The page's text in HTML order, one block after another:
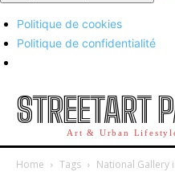
Politique de cookies
Politique de confidentialité
STREETART
Art & Urban
Home Tags National Gallery